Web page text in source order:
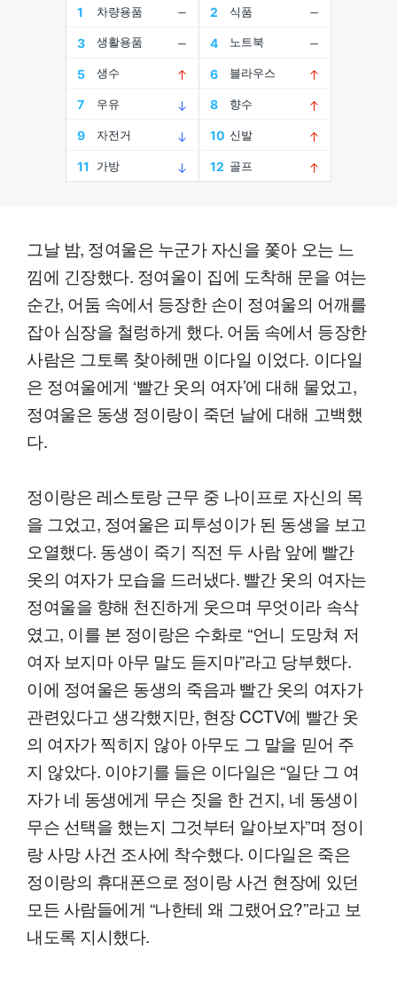
그날 밤, 정여울은 누군가 자신을 쫓아 오는 느
낌에 긴장했다. 정여울이 집에 도착해 문을 여는
순간, 어둠 속에서 등장한 손이 정여울의 어깨를
잡아 심장을 철렁하게 했다. 어둠 속에서 등장한
사람은 그토록 찾아헤맨 이다일 이었다. 이다일
은 정여울에게 ‘빨간 옷의 여자’에 대해 물었고,
정여울은 동생 정이랑이 죽던 날에 대해 고백했
다.
정이랑은 레스토랑 근무 중 나이프로 자신의 목
을 그었고, 정여울은 피투성이가 된 동생을 보고
오열했다. 동생이 죽기 직전 두 사람 앞에 빨간
옷의 여자가 모습을 드러냈다. 빨간 옷의 여자는
정여울을 향해 천진하게 웃으며 무엇이라 속삭
였고, 이를 본 정이랑은 수화로 “언니 도망쳐 저
여자 보지마 아무 말도 듣지마”라고 당부했다.
이에 정여울은 동생의 죽음과 빨간 옷의 여자가
관련있다고 생각했지만, 현장 CCTV에 빨간 옷
의 여자가 찍히지 않아 아무도 그 말을 믿어 주
지 않았다. 이야기를 들은 이다일은 “일단 그 여
자가 네 동생에게 무슨 짓을 한 건지, 네 동생이
무슨 선택을 했는지 그것부터 알아보자”며 정이
랑 사망 사건 조사에 착수했다. 이다일은 죽은
정이랑의 휴대폰으로 정이랑 사건 현장에 있던
모든 사람들에게 “나한테 왜 그랬어요?”라고 보
내도록 지시했다.